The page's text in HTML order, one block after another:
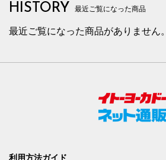
HISTORY 最近ご覧になった商品
最近ご覧になった商品がありません。
利用方法ガイド